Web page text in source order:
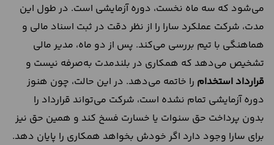
می‌شود که سه ماه نخست، دوره آزمایشی است. در طول این
مدت، شرکت عملکرد سارا را از نظر دقت در ثبت اسناد مالی و
هماهنگی با تیم بررسی می‌کند. پس از دو ماه، مدیر مالی
تشخیص می‌دهد که همکاری در بلندمدت به‌صرفه نیست و
قرارداد استخدام را خاتمه می‌دهد. در این حالت، چون هنوز
دوره آزمایشی تمام نشده است، شرکت می‌تواند قرارداد را
بدون پرداخت حق سنوات یا خسارت فسخ کند و همین حق نیز
برای سارا وجود دارد اگر خودش بخواهد همکاری را پایان دهد.